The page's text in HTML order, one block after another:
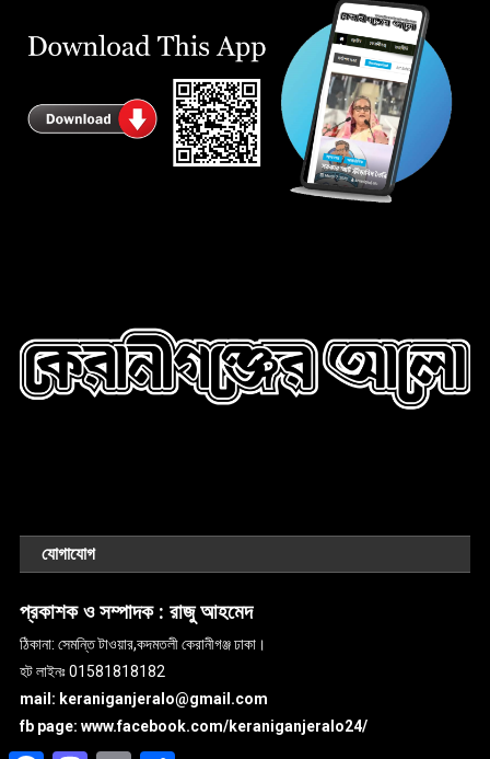
যোগাযোগ
প্রকাশক ও সম্পাদক :রাজু আহমেদ
ঠিকানা: সেমন্তি টাওয়ার,কদমতলী কেরানীগঞ্জ ঢাকা।
হট লাইনঃ 01581818182
mail: keraniganjeralo@gmail.com
fb page: www.facebook.com/keraniganjeralo24/